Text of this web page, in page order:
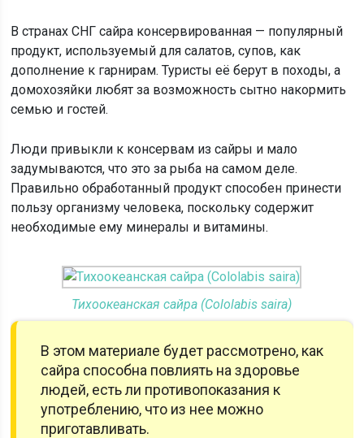
В странах СНГ сайра консервированная — популярный
продукт, используемый для салатов, супов, как
дополнение к гарнирам. Туристы её берут в походы, а
домохозяйки любят за возможность сытно накормить
семью и гостей.
Люди привыкли к консервам из сайры и мало
задумываются, что это за рыба на самом деле.
Правильно обработанный продукт способен принести
пользу организму человека, поскольку содержит
необходимые ему минералы и витамины.
Тихоокеанская сайра (Cololabis saira)
В этом материале будет рассмотрено, как
сайра способна повлиять на здоровье
людей, есть ли противопоказания к
употреблению, что из нее можно
приготавливать.